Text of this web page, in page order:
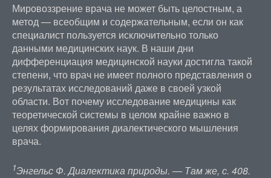
Мировоззрение врача не может быть целостным, а
метод — всеобщим и содержательным, если он как
специалист пользуется исключительно только
данными медицинских наук. В наши дни
дифференциация медицинской науки достигла такой
степени, что врач не имеет полного представления о
результатах исследований даже в своей узкой
области. Вот почему исследование медицины как
теоретической системы в целом крайне важно в
целях формирования диалектического мышления
врача.
1Энгельс Ф. Диалектика природы. — Там же, с. 408.